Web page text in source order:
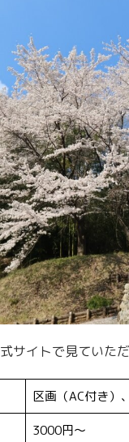
サイトで見ていた
区画（AC付き）
3000円〜